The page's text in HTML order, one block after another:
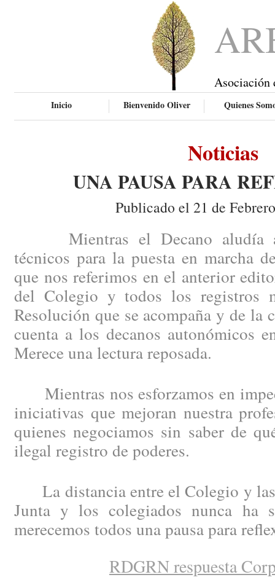
Asociación
Inicio Bienvenido Oliver Quienes
Noticias
UNA PAUSA PARA
Publicado el 21 de
Mientras el Decano aludía a
técnicos para la puesta en marcha
que nos referimos en el anterior
del Colegio y todos los registros
Resolución que se acompaña y de la
cuenta a los decanos autonómicos
Merece una lectura reposada.
Mientras nos esforzamos en
iniciativas que mejoran nuestra
quienes negociamos sin saber de
ilegal registro de poderes.
La distancia entre el Colegio y
Junta y los colegiados nunca ha
merecemos todos una pausa para
RDGRN respuesta